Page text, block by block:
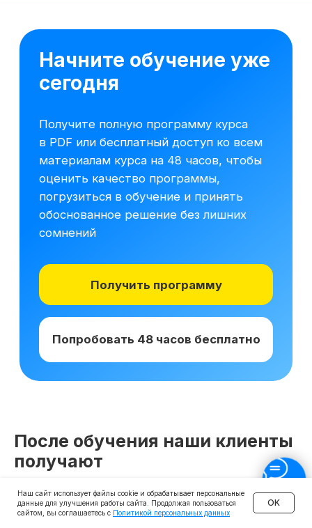
После обучения наши клиенты
получают
Наш сайт использует файлы cookie и обрабатывает персональные
данные для улучшения работы сайта. Продолжая пользоваться
сайтом, вы соглашаетесь с Политикой персональных данных
OK